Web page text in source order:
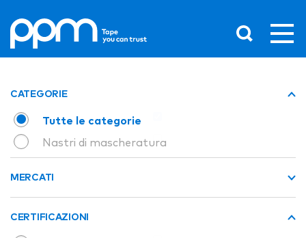
CATEGORIE
Tutte le categorie
Nastri di mascheratura
MERCATI
CERTIFICAZIONI